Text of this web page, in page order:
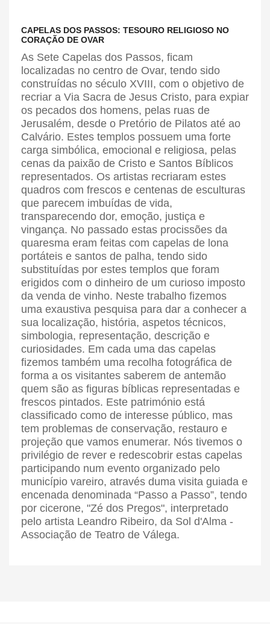
CAPELAS DOS PASSOS: TESOURO RELIGIOSO NO
CORAÇÃO DE OVAR
As Sete Capelas dos Passos, ficam
localizadas no centro de Ovar, tendo sido
construídas no século XVIII, com o objetivo de
recriar a Via Sacra de Jesus Cristo, para expiar
os pecados dos homens, pelas ruas de
Jerusalém, desde o Pretório de Pilatos até ao
Calvário. Estes templos possuem uma forte
carga simbólica, emocional e religiosa, pelas
cenas da paixão de Cristo e Santos Bíblicos
representados. Os artistas recriaram estes
quadros com frescos e centenas de esculturas
que parecem imbuídas de vida,
transparecendo dor, emoção, justiça e
vingança. No passado estas procissões da
quaresma eram feitas com capelas de lona
portáteis e santos de palha, tendo sido
substituídas por estes templos que foram
erigidos com o dinheiro de um curioso imposto
da venda de vinho. Neste trabalho fizemos
uma exaustiva pesquisa para dar a conhecer a
sua localização, história, aspetos técnicos,
simbologia, representação, descrição e
curiosidades. Em cada uma das capelas
fizemos também uma recolha fotográfica de
forma a os visitantes saberem de antemão
quem são as figuras bíblicas representadas e
frescos pintados. Este património está
classificado como de interesse público, mas
tem problemas de conservação, restauro e
projeção que vamos enumerar. Nós tivemos o
privilégio de rever e redescobrir estas capelas
participando num evento organizado pelo
município vareiro, através duma visita guiada e
encenada denominada “Passo a Passo”, tendo
por cicerone, "Zé dos Pregos", interpretado
pelo artista Leandro Ribeiro, da Sol d'Alma -
Associação de Teatro de Válega.